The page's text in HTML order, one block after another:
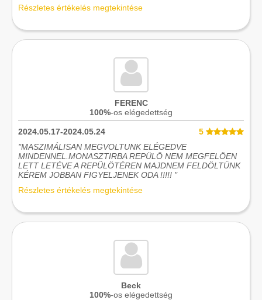
Részletes értékelés megtekintése
FERENC
100%-os elégedettség
2024.05.17-2024.05.24
5
"MASZIMÁLISAN MEGVOLTUNK ELÉGEDVE
MINDENNEL.MONASZTIRBA REPÜLÖ NEM MEGFELÖEN
LETT LETÉVE A REPÜLÖTÉREN MAJDNEM FELDÖLTÜNK
KÉREM JOBBAN FIGYELJENEK ODA !!!!! "
Részletes értékelés megtekintése
Beck
100%-os elégedettség